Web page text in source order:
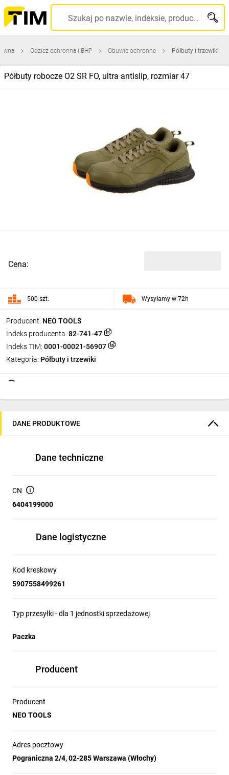
Szukaj po nazwie, indeksie, producencie, kodzie kreskowym...
Odzież ochronna i BHP Obuwie ochronne Półbuty i trzewiki
Półbuty robocze O2 SR FO, ultra antislip, rozmiar 47
Producent: NEO TOOLS
Indeks producenta: 82-741-47
Indeks TIM: 0001-00021-56907
Kategoria: Półbuty i trzewiki
Cena:
500 szt. Wysyłamy w 72h
DANE PRODUKTOWE
Dane techniczne
CN
6404199000
Dane logistyczne
Kod kreskowy
5907558499261
Typ przesyłki - dla 1 jednostki sprzedażowej
Paczka
Producent
Producent
NEO TOOLS
Adres pocztowy
Pograniczna 2/4, 02-285 Warszawa (Włochy)